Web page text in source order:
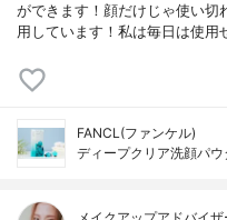
ができます！顔だけじゃ使い切
用しています！私は毎日は使用
FANCL(ファンケル)
ディープクリア洗顔パウ